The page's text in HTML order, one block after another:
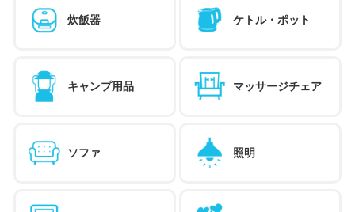
炊飯器 ケトル・ポット
キャンプ用品 マッサージチェア
ソファ 照明